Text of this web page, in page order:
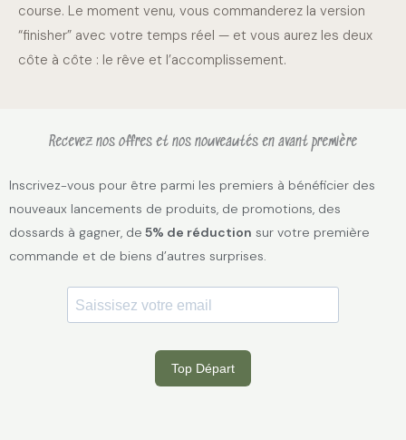
course. Le moment venu, vous commanderez la version
“finisher” avec votre temps réel — et vous aurez les deux
côte à côte : le rêve et l’accomplissement.
Recevez nos offres et nos nouveautés en avant première
Inscrivez-vous pour être parmi les premiers à bénéficier des
nouveaux lancements de produits, de promotions, des
dossards à gagner, de 5% de réduction sur votre première
commande et de biens d’autres surprises.